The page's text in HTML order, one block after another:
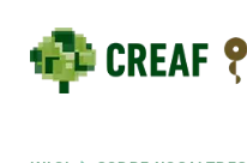
contingut